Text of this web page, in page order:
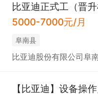
比亚迪正式工（晋
5000-7000元/月
阜南县
比亚迪股份有限公司阜